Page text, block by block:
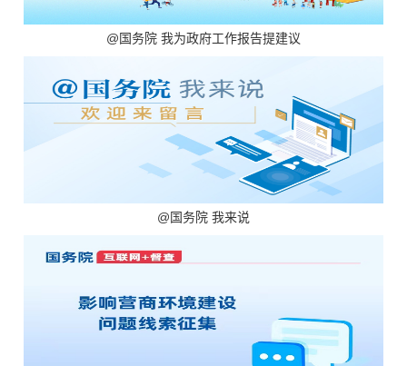
@国务院 我为政府工作报告提建议
@国务院 我来说